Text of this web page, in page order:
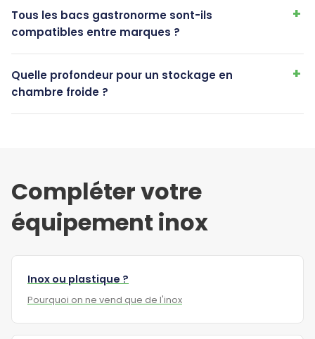
Tous les bacs gastronorme sont-ils
compatibles entre marques ?
Quelle profondeur pour un stockage en
chambre froide ?
Compléter votre
équipement inox
Inox ou plastique ?
Pourquoi on ne vend que de l'inox